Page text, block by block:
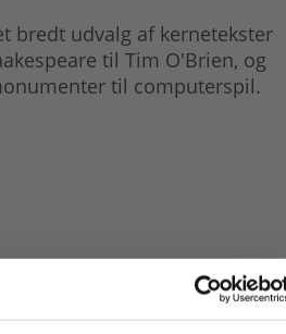
bredt udvalg af kernetekster
til Tim O'Brien, og
til computerspil.